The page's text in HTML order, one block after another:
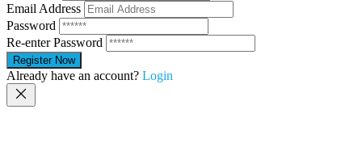
Email Address
Password
Re-enter Password
Already have an account? Login